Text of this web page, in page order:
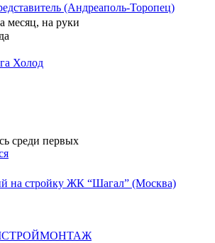
(Андреаполь-Торопец)
месяц, на руки
Холод
среди первых
на стройку ЖК “Шагал” (Москва)